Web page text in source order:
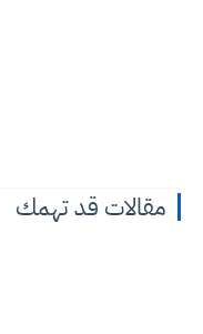
مقالات قد تهمك